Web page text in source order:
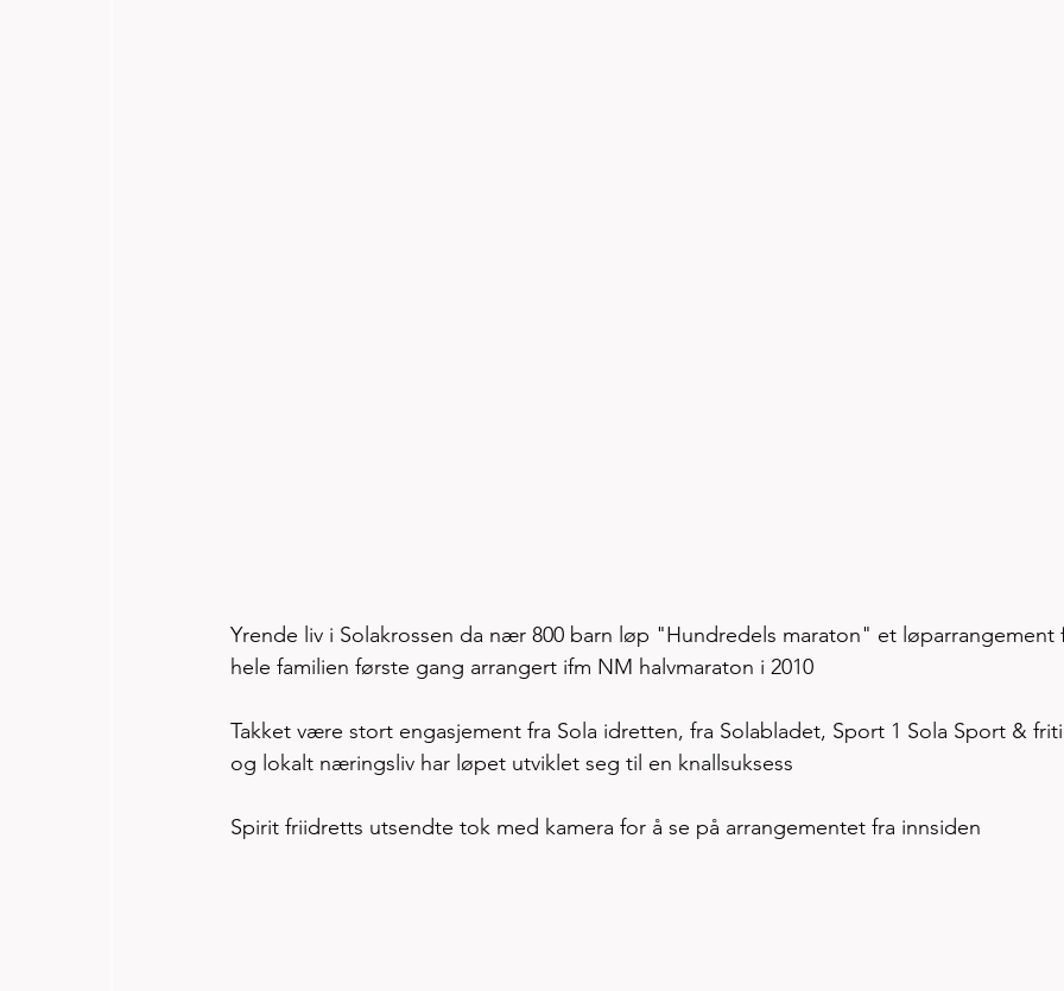
Yrende liv i Solakrossen da nær 800 barn løp "Hundredels maraton" et
hele familien første gang arrangert ifm NM halvmaraton i 2010
Takket være stort engasjement fra Sola idretten, fra Solabladet, Sport 1 Sola Sport &
og lokalt næringsliv har løpet utviklet seg til en knallsuksess
Spirit friidretts utsendte tok med kamera for å se på arrangementet fra innsiden